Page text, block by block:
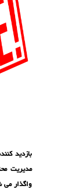
بازدید
واگذار